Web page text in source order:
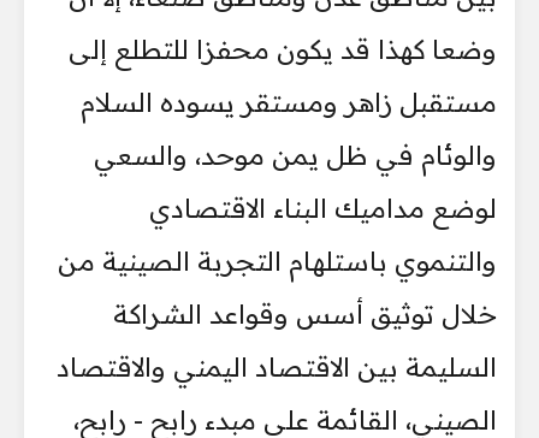
وضعا كهذا قد يكون محفزا للتطلع إلى
مستقبل زاهر ومستقر يسوده السلام
والوئام في ظل يمن موحد، والسعي
لوضع مداميك البناء الاقتصادي
والتنموي باستلهام التجربة الصينية من
خلال توثيق أسس وقواعد الشراكة
السليمة بين الاقتصاد اليمني والاقتصاد
الصيني، القائمة على مبدء رابح - رابح،